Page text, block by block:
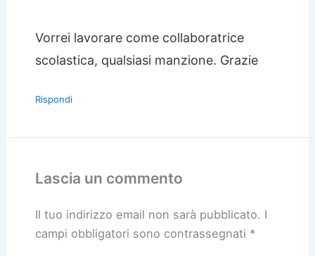
Vorrei lavorare come collaboratrice
scolastica, qualsiasi manzione. Grazie
Rispondi
Lascia un commento
Il tuo indirizzo email non sarà pubblicato. I
campi obbligatori sono contrassegnati *